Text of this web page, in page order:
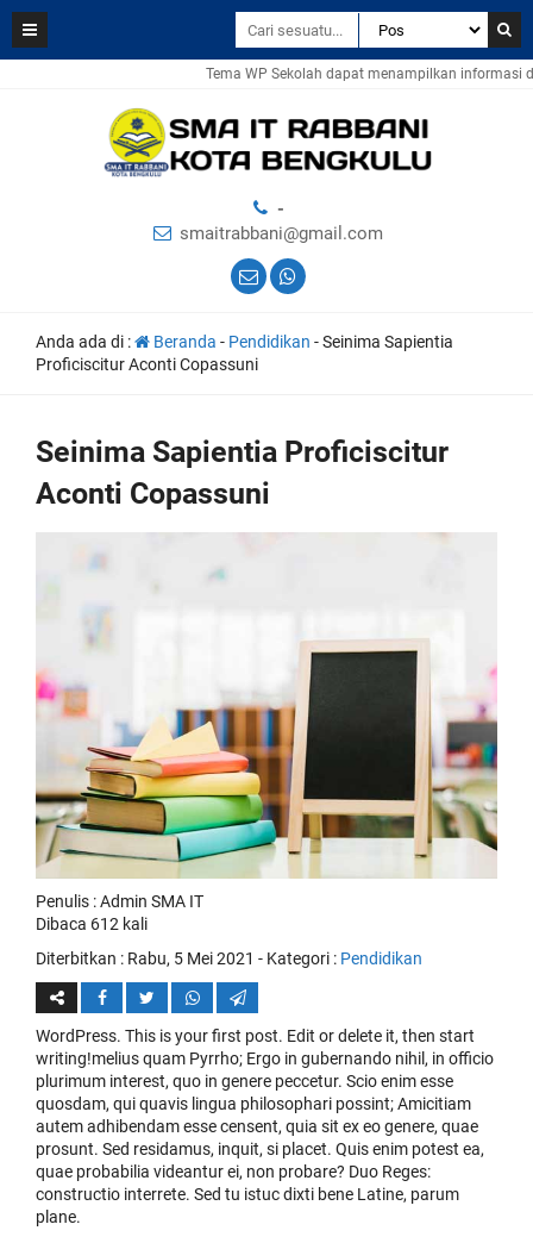
Tema WP Sekolah dapat menampilkan informasi
-
smaitrabbani@gmail.com
Anda ada di : Beranda - Pendidikan -Seinima Sapientia
Proficiscitur Aconti Copassuni
Seinima Sapientia Proficiscitur
Aconti Copassuni
Penulis : Admin SMA IT
Dibaca 612 kali
Diterbitkan : Rabu, 5 Mei 2021 - Kategori : Pendidikan
WordPress. This is your first post. Edit or delete it, then start
writing!melius quam Pyrrho; Ergo in gubernando nihil, in officio
plurimum interest, quo in genere peccetur. Scio enim esse
quosdam, qui quavis lingua philosophari possint; Amicitiam
autem adhibendam esse censent, quia sit ex eo genere, quae
prosunt. Sed residamus, inquit, si placet. Quis enim potest ea,
quae probabilia videantur ei, non probare? Duo Reges:
constructio interrete. Sed tu istuc dixti bene Latine, parum
plane.